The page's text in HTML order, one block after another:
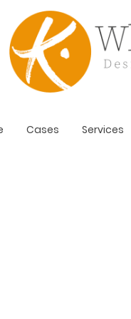
Cases Services